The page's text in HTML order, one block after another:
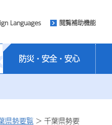
Languages 閲覧補助機能
防災・安全・安心
県勢要覧 > 千葉県勢要